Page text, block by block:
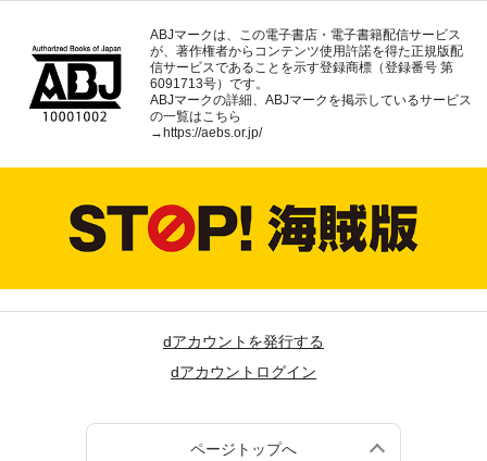
ABJマークは、この電子書店・電子書籍配信サービス
が、著作権者からコンテンツ使用許諾を得た正規版配
信サービスであることを示す登録商標（登録番号 第
6091713号）です。
ABJマークの詳細、ABJマークを掲示しているサービス
の一覧はこちら
→https://aebs.or.jp/
dアカウントを発行する
dアカウントログイン
ページトップへ